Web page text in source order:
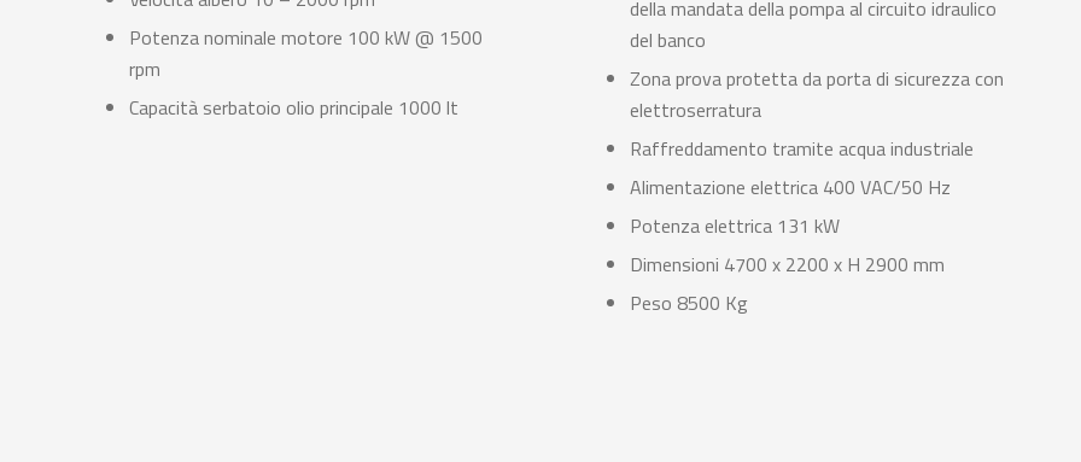
Potenza nominale motore 100 kW @ 1500
rpm
Capacità serbatoio olio principale 1000 lt
della mandata della pompa al circuito idraulico
del banco
Zona prova protetta da porta di sicurezza con
elettroserratura
Raffreddamento tramite acqua industriale
Alimentazione elettrica 400 VAC/50 Hz
Potenza elettrica 131 kW
Dimensioni 4700 x 2200 x H 2900 mm
Peso 8500 Kg